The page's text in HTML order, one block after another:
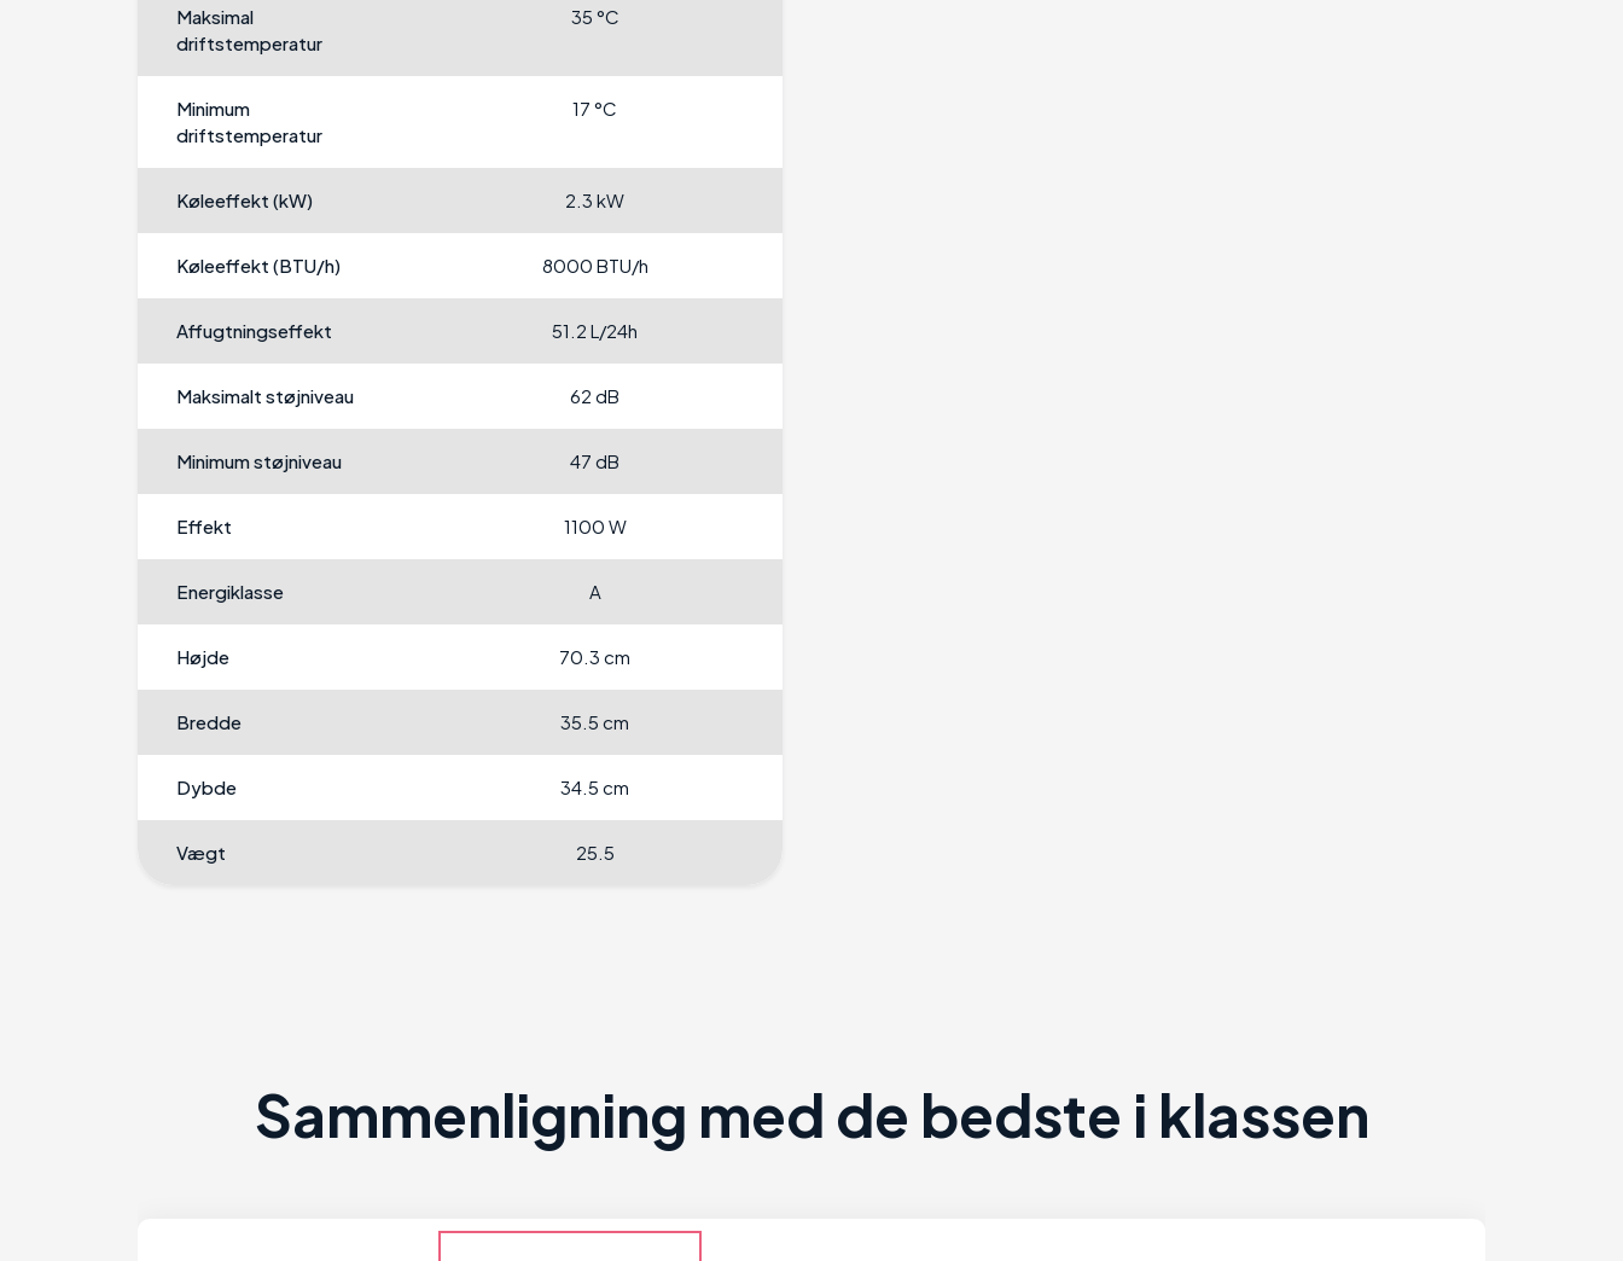
Maksimal
driftstemperatur
35 °C
Minimum
driftstemperatur
17 °C
Køleeffekt (kW) 2.3 kW
Køleeffekt (BTU/h) 8000 BTU/h
Affugtningseffekt 51.2 L/24h
Maksimalt støjniveau 62 dB
Minimum støjniveau 47 dB
Effekt 1100 W
Energiklasse A
Højde 70.3 cm
Bredde 35.5 cm
Dybde 34.5 cm
Vægt 25.5
Sammenligning med de bedste i klassen